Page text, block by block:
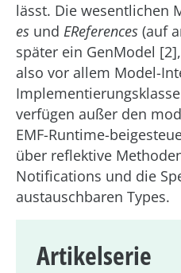
lässt. Die wesentlichen
es und EReferences (auf
später ein GenModel
also vor allem Model-
verfügen außer den
EMF-Runtime-
über reflektive
Notifications und die
austauschbaren Types.
Artikelserie